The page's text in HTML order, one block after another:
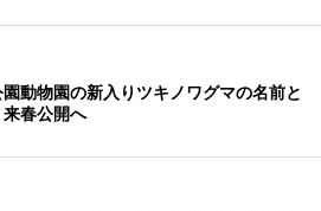
動物園の新入りツキノワグマの名前と
春公開へ